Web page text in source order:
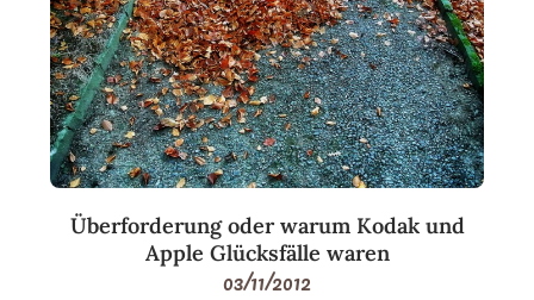
Überforderung oder warum Kodak und
Apple Glücksfälle waren
03/11/2012